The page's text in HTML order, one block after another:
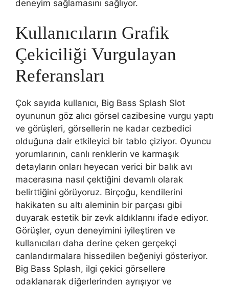
deneyim sağlamasını sağlıyor.
Kullanıcıların Grafik
Çekiciliği Vurgulayan
Referansları
Çok sayıda kullanıcı, Big Bass Splash Slot
oyununun göz alıcı görsel cazibesine vurgu yaptı
ve görüşleri, görsellerin ne kadar cezbedici
olduğuna dair etkileyici bir tablo çiziyor. Oyuncu
yorumlarının, canlı renklerin ve karmaşık
detayların onları heyecan verici bir balık avı
macerasına nasıl çektiğini devamlı olarak
belirttiğini görüyoruz. Birçoğu, kendilerini
hakikaten su altı aleminin bir parçası gibi
duyarak estetik bir zevk aldıklarını ifade ediyor.
Görüşler, oyun deneyimini iyileştiren ve
kullanıcıları daha derine çeken gerçekçi
canlandırmalara hissedilen beğeniyi gösteriyor.
Big Bass Splash, ilgi çekici görsellere
odaklanarak diğerlerinden ayrışıyor ve